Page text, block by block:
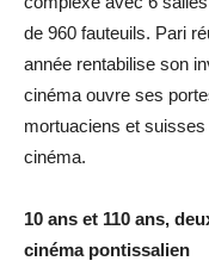
de 960 fauteuils. Pari
année rentabilise son
cinéma ouvre ses
mortuaciens et
cinéma.
10 ans et 110 ans,
cinéma pontissalien